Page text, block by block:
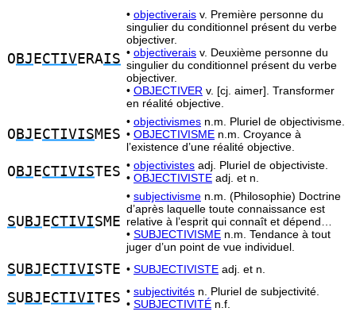
O BJ ECTIVERAIS
• objectiverais v. Première personne du
singulier du conditionnel présent du verbe
objectiver.
• objectiverais v. Deuxième personne du
singulier du conditionnel présent du verbe
objectiver.
• OBJECTIVER v. [cj. aimer]. Transformer
en réalité objective.
O BJ ECTIVISMES
• objectivismes n.m. Pluriel de objectivisme.
• OBJECTIVISME n.m. Croyance à
l’existence d’une réalité objective.
O BJ ECTIVISTES • objectivistes adj. Pluriel de objectiviste.
• OBJECTIVISTE adj. et n.
SU BJ ECTIVISME
• subjectivisme n.m. (Philosophie) Doctrine
d’après laquelle toute connaissance est
relative à l’esprit qui connaît et dépend…
• SUBJECTIVISME n.m. Tendance à tout
juger d’un point de vue individuel.
SU BJ ECTIVISTE • SUBJECTIVISTE adj. et n.
SU BJ ECTIVITES • subjectivités n. Pluriel de subjectivité.
• SUBJECTIVITÉ n.f.